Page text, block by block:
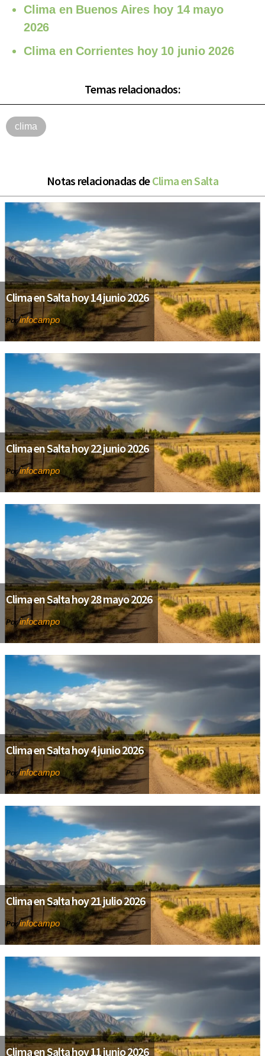
Clima en Buenos Aires hoy 14 mayo
2026
Clima en Corrientes hoy 10 junio 2026
Temas relacionados:
clima
Notas relacionadas deClima en Salta
Clima en Salta hoy 14 junio 2026
Porinfocampo
Clima en Salta hoy 22 junio 2026
Porinfocampo
Clima en Salta hoy 28 mayo 2026
Porinfocampo
Clima en Salta hoy 4 junio 2026
Porinfocampo
Clima en Salta hoy 21 julio 2026
Porinfocampo
Clima en Salta hoy 11 junio 2026